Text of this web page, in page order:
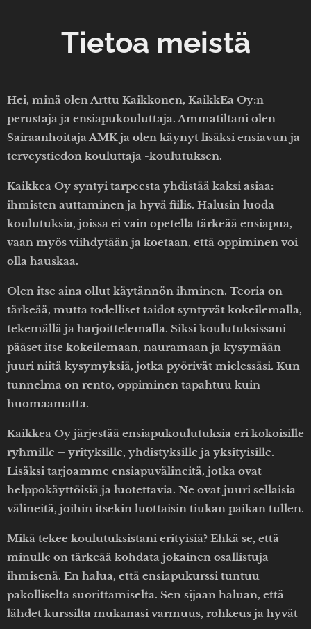
Tietoa meistä
Hei, minä olen Arttu Kaikkonen, KaikkEa Oy:n
perustaja ja ensiapukouluttaja. Ammatiltani olen
Sairaanhoitaja AMK ja olen käynyt lisäksi ensiavun ja
terveystiedon kouluttaja -koulutuksen.
Kaikkea Oy syntyi tarpeesta yhdistää kaksi asiaa:
ihmisten auttaminen ja hyvä fiilis. Halusin luoda
koulutuksia, joissa ei vain opetella tärkeää ensiapua,
vaan myös viihdytään ja koetaan, että oppiminen voi
olla hauskaa.
Olen itse aina ollut käytännön ihminen. Teoria on
tärkeää, mutta todelliset taidot syntyvät kokeilemalla,
tekemällä ja harjoittelemalla. Siksi koulutuksissani
pääset itse kokeilemaan, nauramaan ja kysymään
juuri niitä kysymyksiä, jotka pyörivät mielessäsi. Kun
tunnelma on rento, oppiminen tapahtuu kuin
huomaamatta.
Kaikkea Oy järjestää ensiapukoulutuksia eri kokoisille
ryhmille – yrityksille, yhdistyksille ja yksityisille.
Lisäksi tarjoamme ensiapuvälineitä, jotka ovat
helppokäyttöisiä ja luotettavia. Ne ovat juuri sellaisia
välineitä, joihin itsekin luottaisin tiukan paikan tullen.
Mikä tekee koulutuksistani erityisiä? Ehkä se, että
minulle on tärkeää kohdata jokainen osallistuja
ihmisenä. En halua, että ensiapukurssi tuntuu
pakolliselta suorittamiselta. Sen sijaan haluan, että
lähdet kurssilta mukanasi varmuus, rohkeus ja hyvät